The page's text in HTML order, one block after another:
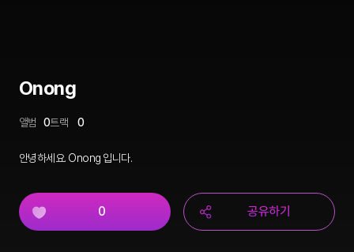
Onong
앨범 0트랙 0
안녕하세요. Onong 입니다.
0 공유하기